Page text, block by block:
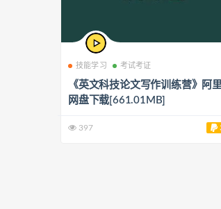
技能学习 考试考证
《英文科技论文写作训练营》阿
网盘下载[661.01MB]
397